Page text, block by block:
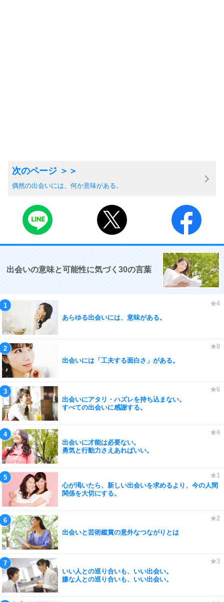
偶然の出会いには、何か意味がある。
出会いの意味と可能性に気づく30の言葉
あらゆる出会いには、意味がある。
出会いには「工夫する面白さ」がある。
出会いにアタリ・ハズレを持ち込まない。
すべての出会いに感謝する。
出会いに才能は必要ない。
勇気と行動力さえあればいい。
心が渇いたら、新しい出会いを求めるより、今の人間
関係を大切にする。
出会いと芸術鑑賞の意外なつながりとは
いい人との巡り合いも、いい出会い。
嫌な人との巡り合いも、いい出会い。